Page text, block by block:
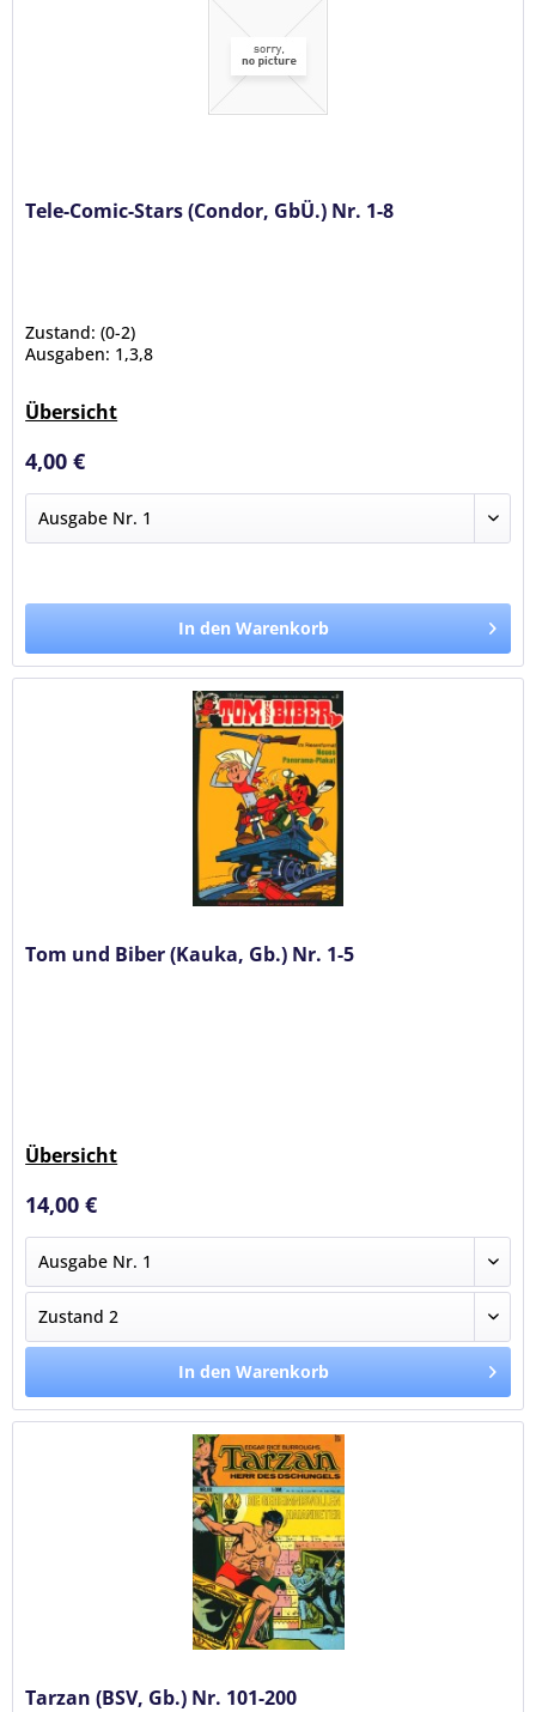
Tele-Comic-Stars (Condor, GbÜ.) Nr. 1-8
Zustand: (0-2)
Ausgaben: 1,3,8
Übersicht
4,00 €
In den Warenkorb
Tom und Biber (Kauka, Gb.) Nr. 1-5
Übersicht
14,00 €
In den Warenkorb
Tarzan (BSV, Gb.) Nr. 101-200